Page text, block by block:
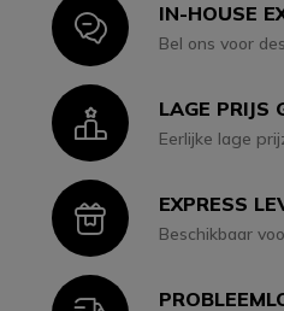
IconIN-HOUSE
Bel ons voor
IconLAGE PRIJS
Eerlijke lage
IconEXPRESS
Beschikbaar